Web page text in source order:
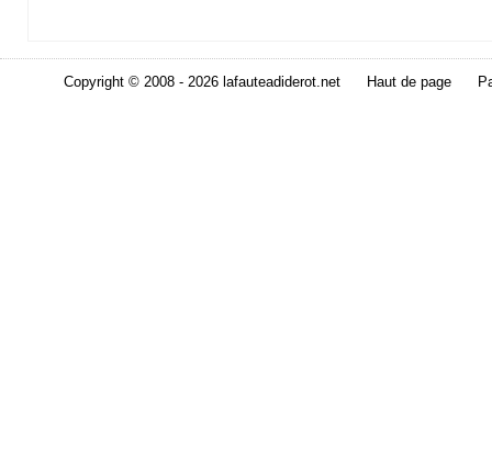
Copyright © 2008 - 2026 lafauteadiderot.net Haut de page